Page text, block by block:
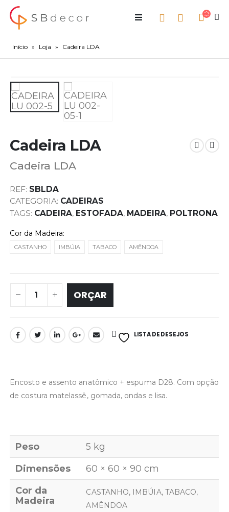
Início » Loja » Cadeira LDA
Cadeira LDA
Cadeira LDA
REF: SBLDA
CATEGORIA: CADEIRAS
TAGS: CADEIRA, ESTOFADA, MADEIRA, POLTRONA
Cor da Madeira
CASTANHO IMBÚIA TABACO AMÊNDOA
ORÇAR
LISTA DE DESEJOS
Encosto e assento anatômico + espuma D28. Com opção
de costura matelassê, gomada, ondas e lisa.
Peso
5 kg
Dimensões
60 × 60 × 90 cm
Cor da
Madeira
CASTANHO, IMBÚIA, TABACO,
AMÊNDOA